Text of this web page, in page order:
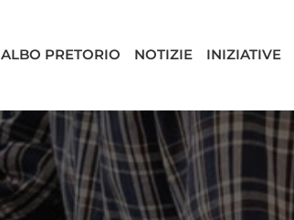
ALBO PRETORIO NOTIZIE INIZIATIVE